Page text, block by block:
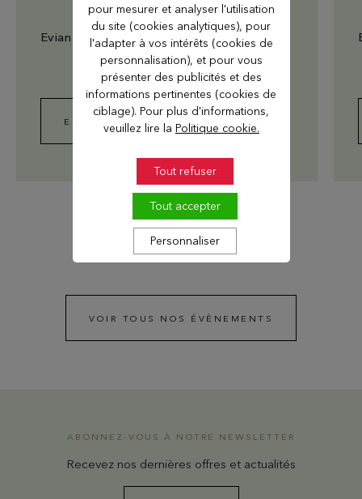
Evian Resort Golf Club
EN SAVOIR PLUS
VOIR TOUS NOS ÉVÈNEMENTS
ABONNEZ-VOUS À NOTRE NEWSLETTER
Recevez nos dernières offres et actualités
pour mesurer et analyser l'utilisation
du site (cookies analytiques), pour
l'adapter à vos intérêts (cookies de
personnalisation), et pour vous
présenter des publicités et des
informations pertinentes (cookies de
ciblage). Pour plus d'informations,
veuillez lire la Politique cookie.
Tout refuser
Tout accepter
Personnaliser